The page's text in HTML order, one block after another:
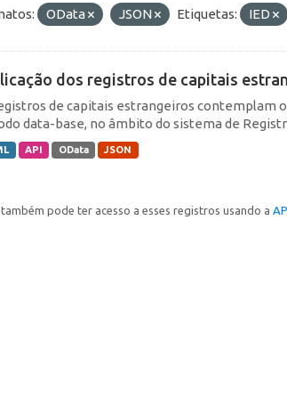
OData JSON Etiquetas: IED
dos registros de capitais
de capitais estrangeiros contemplam
data-base, no âmbito do sistema de
API OData JSON
pode ter acesso a esses registros usando a